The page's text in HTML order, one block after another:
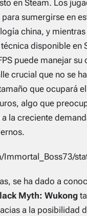
en Steam. Los
sumergirse en
china, y
disponible en
puede manejar su
crucial que no se
que ocupará
algo que
la creciente
Immortal_Boss73/
se ha dado a
Myth: Wukong
a la posibilidad